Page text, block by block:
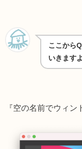
ここから
いきます
『空の名前でウィン